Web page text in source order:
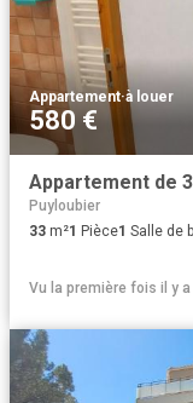
Appartement·à louer
580 €
Appartement de
Puyloubier
33 m²1 Pièce1 Salle de
Vu la première fois il y a